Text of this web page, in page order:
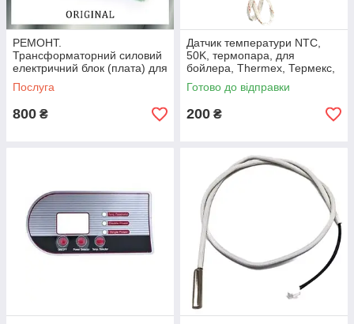
РЕМОНТ.
Трансформаторний силовий
електричний блок (плата) для
бойлера Thermex Термекс
RZB, IF
Послуга
800 ₴
Датчик температури NTC,
50K, термопара, для
бойлера, Thermex, Термекс,
Electrolux, Електролюкс,
Zanussi, Зануссі, BALLU,
Готово до відправки
200 ₴